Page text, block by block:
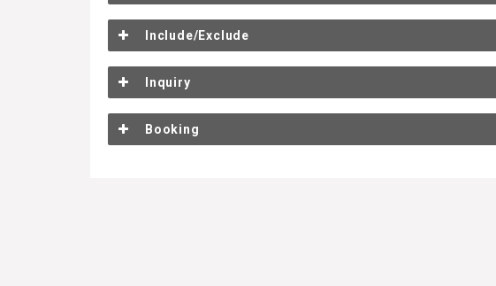
Include/Exclude
Inquiry
Booking